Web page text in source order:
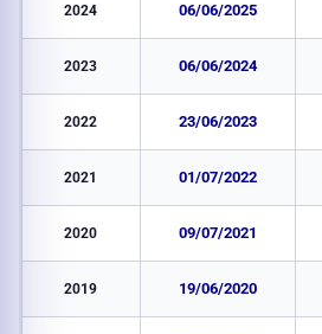
2024 06/06/2025
2023 06/06/2024
2022 23/06/2023
2021 01/07/2022
2020 09/07/2021
2019 19/06/2020